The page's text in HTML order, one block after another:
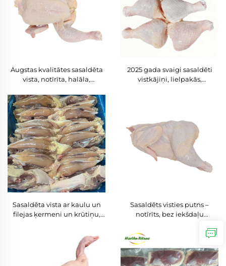
Augstas kvalitātes sasaldēta
vista, notīrīta, halāla,
vairumtirdzniecībai, bez
iekšējo orgānu atliekām
2025 gada svaigi sasaldēti
vistkājiņi, lielpakās,
Sasaldēta vista ar kaulu un
filejas ķermeni un krūtiņu,
Sasaldēts visties putns –
notīrīts, bez iekšdaļu
Ķīnas ražotnes piegādātājam